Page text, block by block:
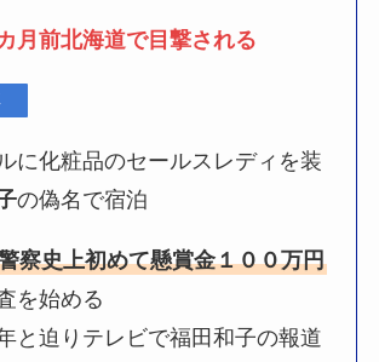
月前北海道で目撃される
に化粧品のセールスレディを装
の偽名で宿泊
察史上初めて懸賞金１００万円
捜査を始める
と迫りテレビで福田和子の報道